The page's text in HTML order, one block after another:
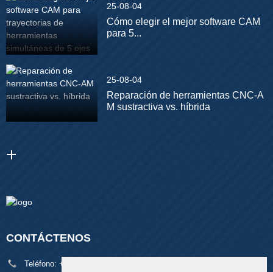
25-08-04
Cómo elegir el mejor software CAM
para 5...
25-08-04
Reparación de herramientas CNC-A
M sustractiva vs. híbrida
CONTÁCTENOS
Teléfono: +86 18929329313